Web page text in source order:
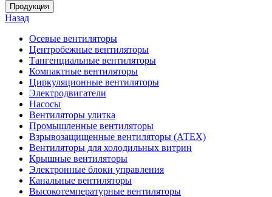
Продукция
Назад
Осевые вентиляторы
Центробежные вентиляторы
Тангенциальные вентиляторы
Компактные вентиляторы
Циркуляционные вентиляторы
Электродвигатели
Насосы
Вентиляторы улитка
Промышленные вентиляторы
Взрывозащищенные вентиляторы (АТЕХ)
Вентиляторы для холодильных витрин
Крышные вентиляторы
Электронные блоки управления
Канальные вентиляторы
Высокотемпературные вентиляторы